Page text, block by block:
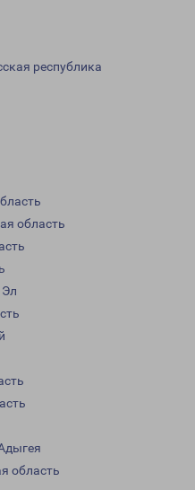
республика
область
область